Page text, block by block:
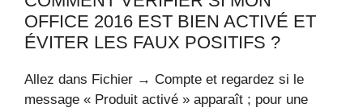
OFFICE 2016 EST BIEN ACTIVÉ ET
ÉVITER LES FAUX POSITIFS ?
Allez dans Fichier → Compte et regardez si le
message « Produit activé » apparaît ; pour une